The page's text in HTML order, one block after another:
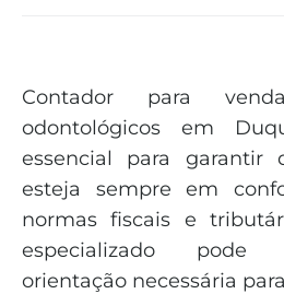
Contador para
odontológicos em
essencial para garantir
esteja sempre em
normas fiscais e
especializado pode
orientação necessária